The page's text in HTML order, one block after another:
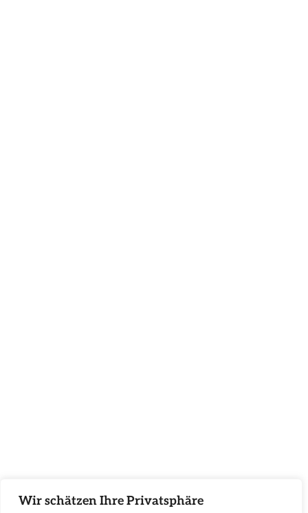
Wir schätzen Ihre Privatsphäre